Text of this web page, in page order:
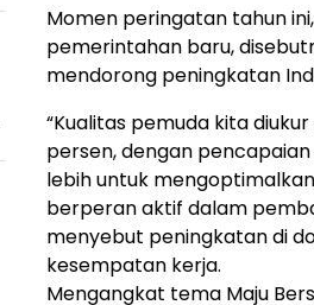
Momen peringatan tahun
pemerintahan baru,
mendorong peningkatan
“Kualitas pemuda kita
persen, dengan
lebih untuk
berperan aktif dalam
menyebut peningkatan di
kesempatan kerja.
Mengangkat tema Maju